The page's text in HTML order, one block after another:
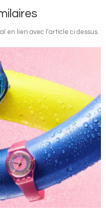
en lien avec l’article ci dessus.